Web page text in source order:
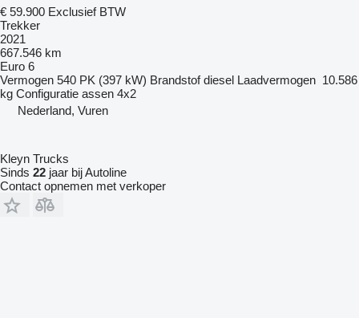
€ 59.900 Exclusief BTW
Trekker
2021
667.546 km
Euro 6
Vermogen 540 PK (397 kW) Brandstof diesel Laadvermogen 10.586
kg Configuratie assen 4x2
Nederland, Vuren
Kleyn Trucks
Sinds 22 jaar bij Autoline
Contact opnemen met verkoper